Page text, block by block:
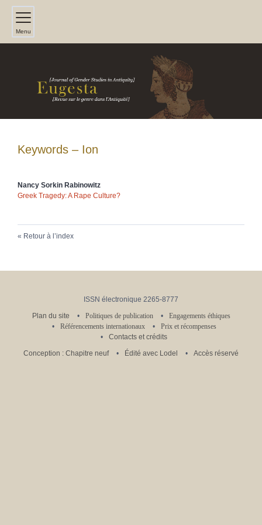
Menu
Keywords – Ion
Nancy Sorkin Rabinowitz
Greek Tragedy: A Rape Culture?
Retour à l’index
ISSN électronique 2265-8777
Plan du site
Politiques de publication
Engagements éthiques
Référencements internationaux
Prix et récompenses
Contacts et crédits
Conception : Chapitre neuf
Édité avec Lodel Accès réservé